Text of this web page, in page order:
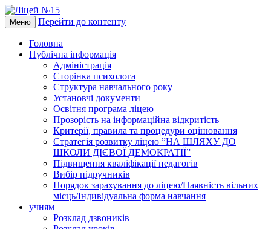
Меню Перейти до контенту
Головна
Публічна інформація
Адміністрація
Сторінка психолога
Структура навчального року
Установчі документи
Освітня програма ліцею
Прозорість на інформаційна відкритість
Критерії, правила та процедури оцінювання
Стратегія розвитку ліцею ”НА ШЛЯХУ ДО
ШКОЛИ ДІЄВОЇ ДЕМОКРАТІЇ”
Підвищення кваліфікації педагогів
Вибір підручників
Порядок зарахування до ліцею/Наявність вільних
місць/Індивідуальна форма навчання
учням
Розклад дзвоників